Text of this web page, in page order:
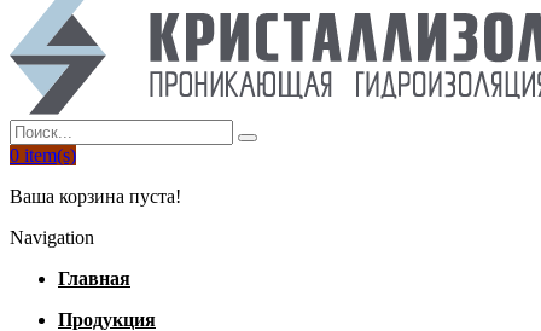
0 item(s)
Ваша корзина пуста!
Navigation
Главная
Продукция